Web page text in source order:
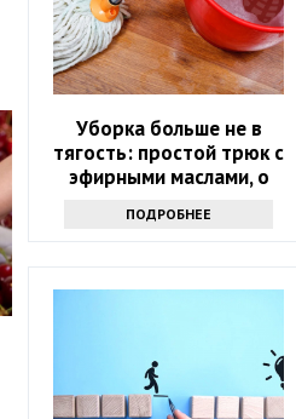
Уборка больше не в
тягость: простой трюк с
эфирными маслами, о
ПОДРОБНЕЕ